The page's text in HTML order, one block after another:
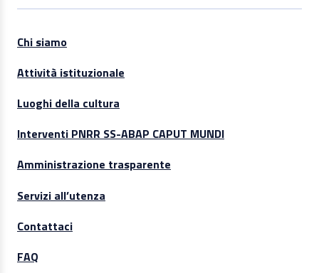
Chi siamo
Attività istituzionale
Luoghi della cultura
Interventi PNRR SS-ABAP CAPUT MUNDI
Amministrazione trasparente
Servizi all’utenza
Contattaci
FAQ